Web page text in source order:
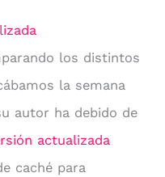
los distintos
la semana
autor ha debido de
actualizada
caché para